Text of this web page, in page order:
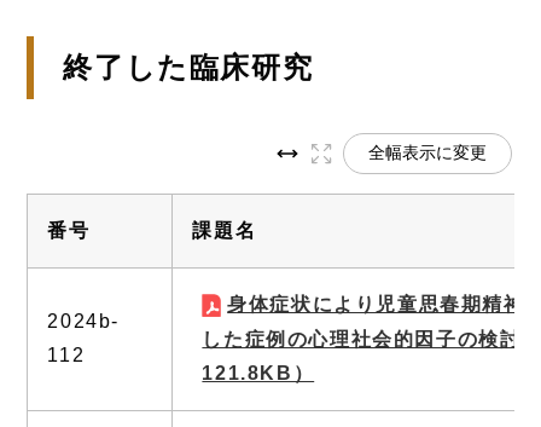
終了した臨床研究
全幅表示に変更
番号 課題名
2024b-
112
身体症状により児童思春期精神
した症例の心理社会的因子の検討
121.8KB）